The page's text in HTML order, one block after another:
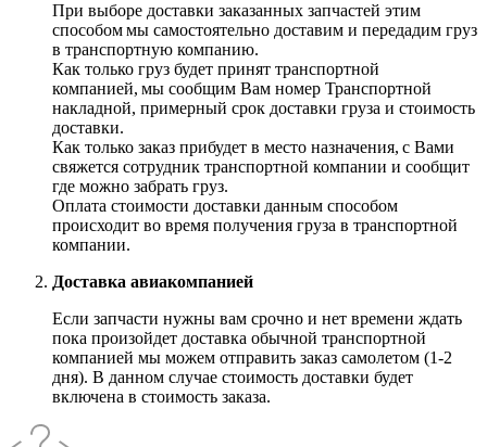
При выборе доставки заказанных запчастей этим
способом мы самостоятельно доставим и передадим груз
в транспортную компанию.
Как только груз будет принят транспортной
компанией, мы сообщим Вам номер Транспортной
накладной, примерный срок доставки груза и стоимость
доставки.
Как только заказ прибудет в место назначения, с Вами
свяжется сотрудник транспортной компании и сообщит
где можно забрать груз.
Оплата стоимости доставки данным способом
происходит во время получения груза в транспортной
компании.
Доставка авиакомпанией
Если запчасти нужны вам срочно и нет времени ждать
пока произойдет доставка обычной транспортной
компанией мы можем отправить заказ самолетом (1-2
дня). В данном случае стоимость доставки будет
включена в стоимость заказа.